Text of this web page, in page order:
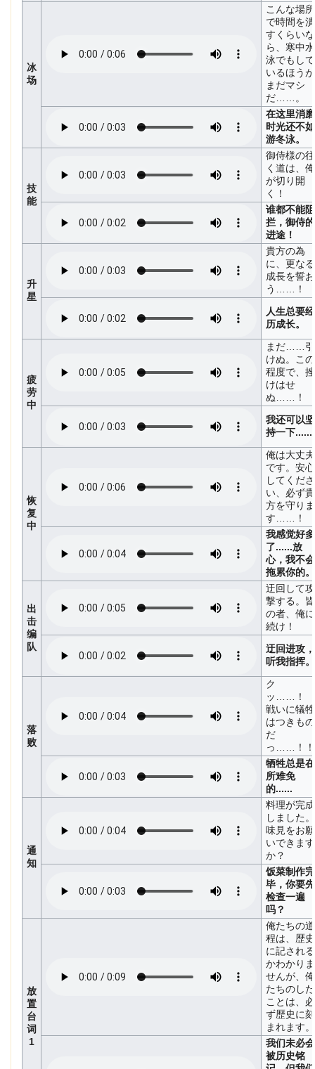
冰
场
こんな場所
で時間を潰
すくらいな
ら、寒中水
泳でもして
いるほうが
まだマシ
だ……。
在这里消磨
时光还不如
游冬泳。
技
能
御侍様の往
く道は、俺
が切り開
く！
谁都不能阻
拦，御侍的
进途！
升
星
貴方の為
に、更なる
成長を誓お
う……！
人生总要经
历成长。
疲
劳
中
まだ……引
けぬ。この
程度で、挫
けはせ
ぬ……！
我还可以坚
持一下......
恢
复
中
俺は大丈夫
です。安心
してくださ
い、必ず貴
方を守りま
す……！
我感觉好多
了......放
心，我不会
拖累你的。
出
击
编
队
迂回して攻
撃する。皆
の者、俺に
続け！
迂回进攻，
听我指挥。
落
败
ク
ッ……！
戦いに犠牲
はつきもの
だ
っ……！！
牺牲总是在
所难免
的......
通
知
料理が完成
しました。
味見をお願
いできます
か？
饭菜制作完
毕，你要先
检查一遍
吗？
放
置
台
词
1
俺たちの道
程は、歴史
に記される
かわかりま
せんが、俺
たちのした
ことは、必
ず歴史に刻
まれます。
我们未必会
被历史铭